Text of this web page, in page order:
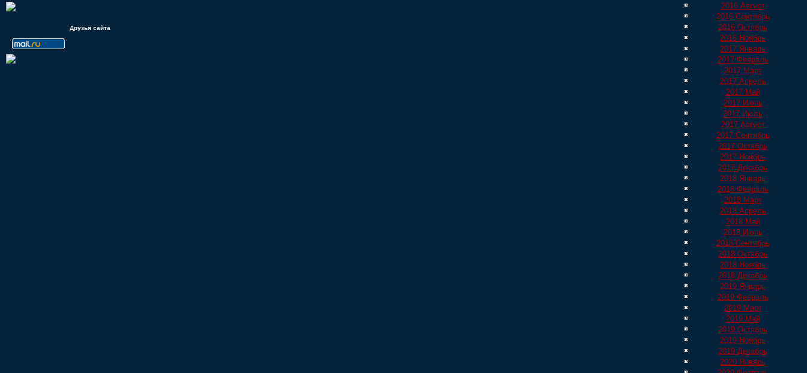
Друзья сайта
2016 Август
2016 Сентябрь
2016 Октябрь
2016 Ноябрь
2017 Январь
2017 Февраль
2017 Март
2017 Апрель
2017 Май
2017 Июнь
2017 Июль
2017 Август
2017 Сентябрь
2017 Октябрь
2017 Ноябрь
2017 Декабрь
2018 Январь
2018 Февраль
2018 Март
2018 Апрель
2018 Май
2018 Июнь
2018 Сентябрь
2018 Октябрь
2018 Ноябрь
2018 Декабрь
2019 Январь
2019 Февраль
2019 Март
2019 Май
2019 Октябрь
2019 Ноябрь
2019 Декабрь
2020 Январь